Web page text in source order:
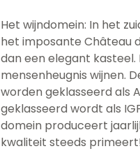
Het wijndomein: In het
het imposante Château
dan een elegant kasteel.
mensenheugnis wijnen.
worden geklasseerd als
geklasseerd wordt als
domein produceert
kwaliteit steeds